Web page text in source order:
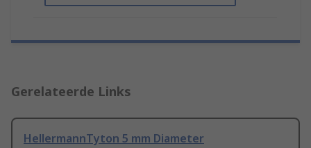
Gerelateerde Links
HellermannTyton 5 mm Diameter